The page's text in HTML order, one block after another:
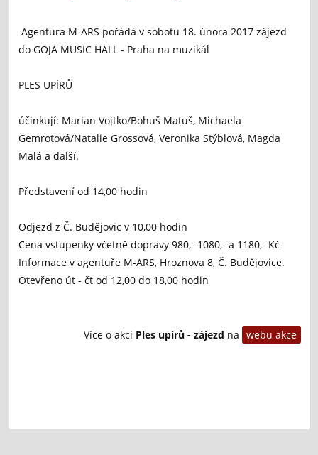
Agentura M-ARS pořádá v sobotu 18. února 2017 zájezd
do GOJA MUSIC HALL - Praha na muzikál
PLES UPÍRŮ
účinkují: Marian Vojtko/Bohuš Matuš, Michaela
Gemrotová/Natalie Grossová, Veronika Stýblová, Magda
Malá a další.
Představení od 14,00 hodin
Odjezd z Č. Budějovic v 10,00 hodin
Cena vstupenky včetně dopravy 980,- 1080,- a 1180,- Kč
Informace v agentuře M-ARS, Hroznova 8, Č. Budějovice.
Otevřeno út - čt od 12,00 do 18,00 hodin
Více o akci Ples upírů - zájezd na webu akce